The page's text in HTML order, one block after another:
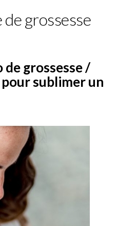
grossesse
de grossesse /
sublimer un